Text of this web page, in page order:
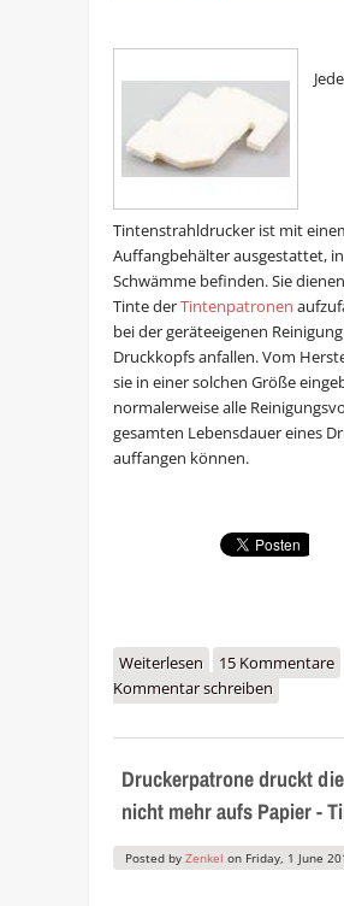
Tintenstrahldrucker ist mit
Auffangbehälter ausgestattet,
Schwämme befinden. Sie
Tinte derTintenpatronen
bei der geräteeigenen
Druckkopfs anfallen. Vom
sie in einer solchen Größe
normalerweise alle
gesamten Lebensdauer eines
auffangen können.
Weiterlesenüber Canon Pixma
Fehlermeldung:
15 Kommentare
Kommentar schreiben
Druckerpatrone druckt
nicht mehr aufs Papier -
Posted by Zenkel on Friday, 1 June